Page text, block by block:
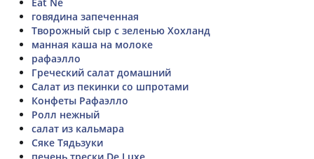
говядина запеченная
Творожный сыр с зеленью Хохланд
манная каша на молоке
рафаэлло
Греческий салат домашний
Салат из пекинки со шпротами
Конфеты Рафаэлло
Ролл нежный
салат из кальмара
Сяке Тядьзуки